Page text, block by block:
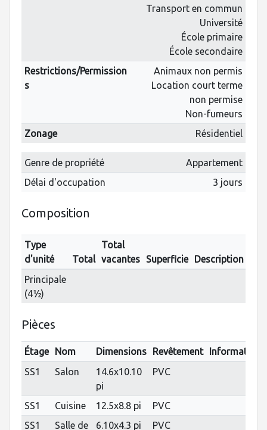
Transport en commun
Université
École primaire
École secondaire
Restrictions/Permission
s
Animaux non permis
Location court terme
non permise
Non-fumeurs
Zonage
Résidentiel
Genre de propriété
Appartement
Délai d'occupation
3 jours
Composition
Type
d'unité
Total
Total
vacantes Superficie
Description
Principale
(4½)
Pièces
Étage Nom Dimensions Revêtement
Informations
SS1
Salon
14.6x10.10
pi
PVC
SS1 Cuisine 12.5x8.8 pi
PVC
SS1
Salle de 6.10x4.3 pi PVC